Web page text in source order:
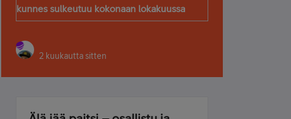
kunnes sulkeutuu kokonaan lokakuussa
2 kuukautta sitten